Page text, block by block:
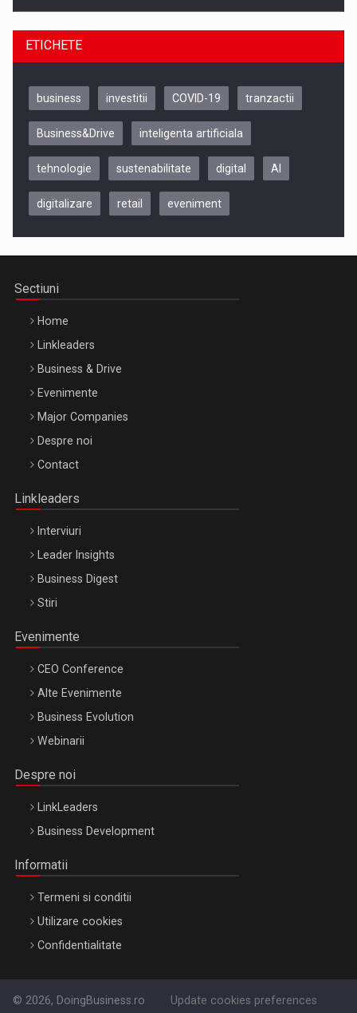
Be Inspired. Make it Happen!, CLUJ, 9 Decembrie
Be Inspired. Make it Happen!, ARTEMIS LETO, ORADEA, 8
Octombrie
ETICHETE
business investitii COVID-19 tranzactii
Business&Drive inteligenta artificiala
tehnologie sustenabilitate digital AI
digitalizare retail eveniment
Sectiuni
Home
Linkleaders
Business & Drive
Evenimente
Major Companies
Despre noi
Contact
Linkleaders
Interviuri
Leader Insights
Business Digest
Stiri
Evenimente
CEO Conference
Alte Evenimente
Business Evolution
Webinarii
Despre noi
LinkLeaders
Business Development
Informatii
Termeni si conditii
Utilizare cookies
Confidentialitate
© 2026, DoingBusiness.ro Update cookies preferences